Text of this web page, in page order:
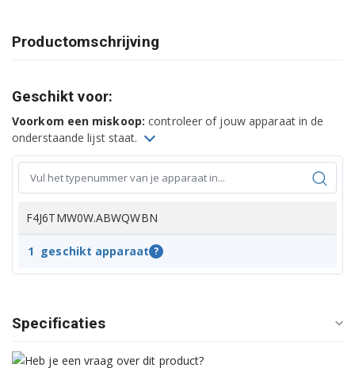
Productomschrijving
Geschikt voor:
Voorkom een miskoop: controleer of jouw apparaat in de
onderstaande lijst staat.
F4J6TMW0W.ABWQWBN
1 geschikt apparaat ?
Specificaties